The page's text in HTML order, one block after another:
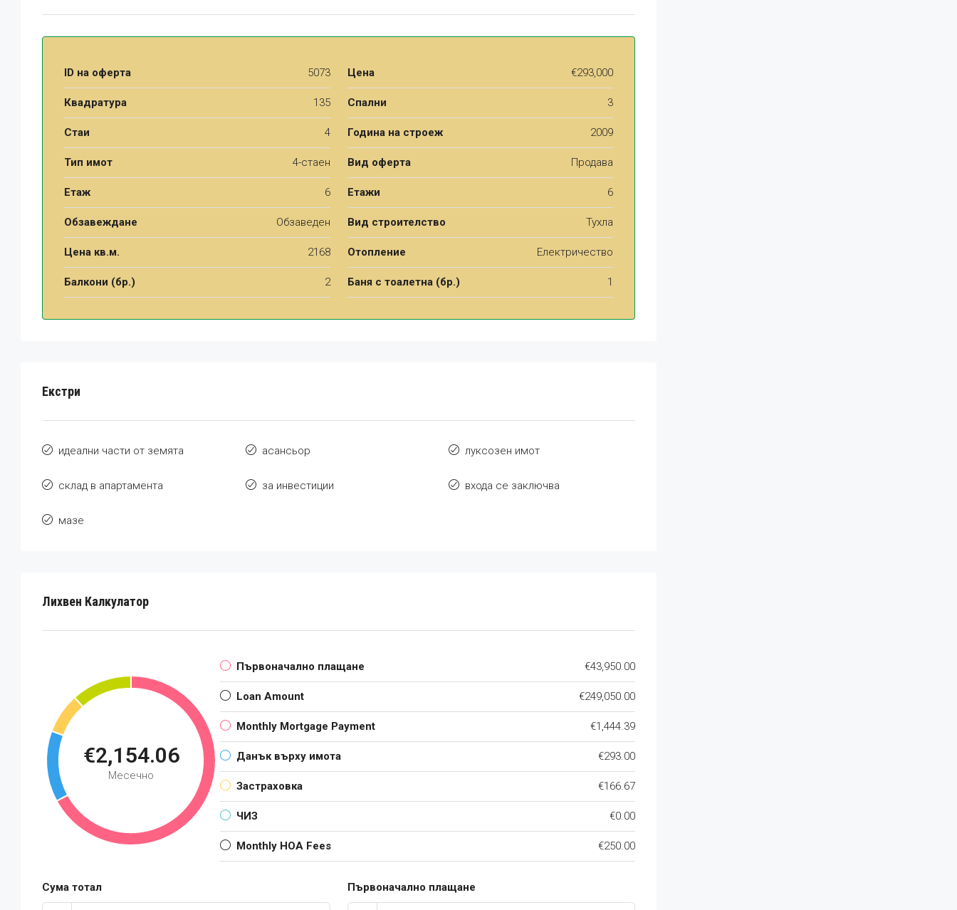
ID на оферта 5073 Цена €293,000
Квадратура 135 Спални 3
Стаи 4 Година на строеж 2009
Тип имот 4-стаен Вид оферта Продава
Етаж 6 Етажи 6
Обзавеждане Обзаведен Вид строителство Тухла
Цена кв.м. 2168 Отопление Електричество
Балкони (бр.) 2 Баня с тоалетна (бр.) 1
Екстри
идеални части от земята асансьор луксозен имот
склад в апартамента за инвестиции входа се заключва
мазе
Лихвен Калкулатор
€2,154.06
Месечно
Първоначално плащане €43,950.00
Loan Amount €249,050.00
Monthly Mortgage Payment €1,444.39
Данък върху имота €293.00
Застраховка €166.67
ЧИЗ €0.00
Monthly HOA Fees €250.00
Сума тотал Първоначално плащане